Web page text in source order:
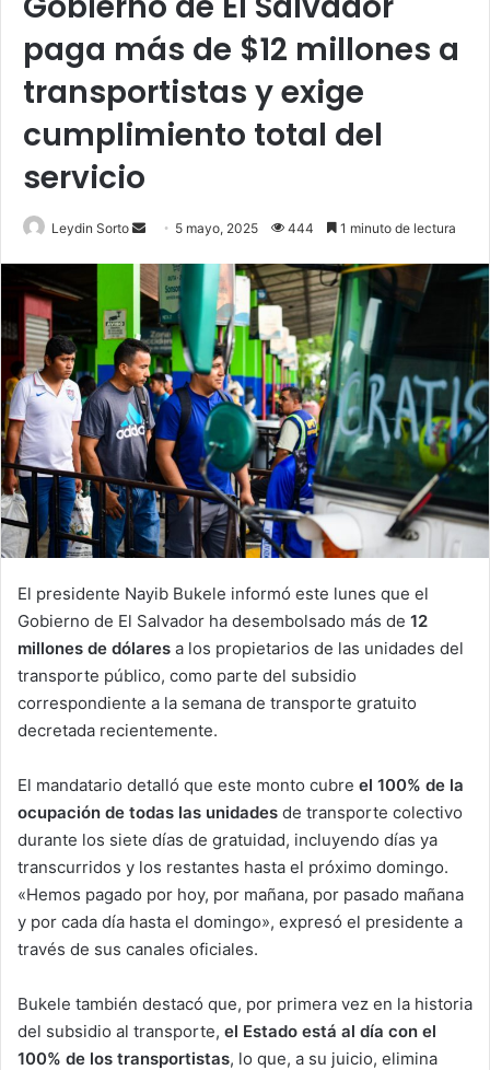
paga más de $12 millones a
transportistas y exige
cumplimiento total del
servicio
Leydin Sorto
Send
email
5 mayo, 2025 444 1 minuto de lectura
El presidente Nayib Bukele informó este lunes que el
Gobierno de El Salvador ha desembolsado más de 12
millones de dólares a los propietarios de las unidades del
transporte público, como parte del subsidio
correspondiente a la semana de transporte gratuito
decretada recientemente.
El mandatario detalló que este monto cubre el 100% de la
ocupación de todas las unidades de transporte colectivo
durante los siete días de gratuidad, incluyendo días ya
transcurridos y los restantes hasta el próximo domingo.
«Hemos pagado por hoy, por mañana, por pasado mañana
y por cada día hasta el domingo», expresó el presidente a
través de sus canales oficiales.
Bukele también destacó que, por primera vez en la historia
del subsidio al transporte, el Estado está al día con el
100% de los transportistas, lo que, a su juicio, elimina